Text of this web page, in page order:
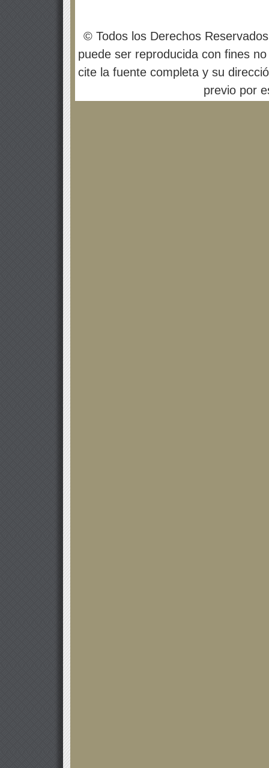
© Todos los Derechos
puede ser reproducida con fines
cite la fuente completa y su
previo por